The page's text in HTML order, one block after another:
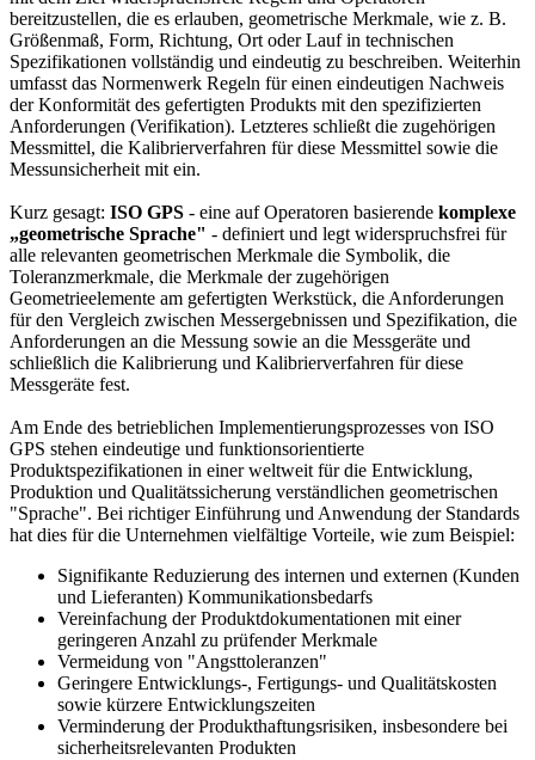
bereitzustellen, die es erlauben, geometrische Merkmale, wie z. B.
Größenmaß, Form, Richtung, Ort oder Lauf in technischen
Spezifikationen vollständig und eindeutig zu beschreiben. Weiterhin
umfasst das Normenwerk Regeln für einen eindeutigen Nachweis
der Konformität des gefertigten Produkts mit den spezifizierten
Anforderungen (Verifikation). Letzteres schließt die zugehörigen
Messmittel, die Kalibrierverfahren für diese Messmittel sowie die
Messunsicherheit mit ein.
Kurz gesagt: ISO GPS - eine auf Operatoren basierende komplexe
„geometrische Sprache" - definiert und legt widerspruchsfrei für
alle relevanten geometrischen Merkmale die Symbolik, die
Toleranzmerkmale, die Merkmale der zugehörigen
Geometrieelemente am gefertigten Werkstück, die Anforderungen
für den Vergleich zwischen Messergebnissen und Spezifikation, die
Anforderungen an die Messung sowie an die Messgeräte und
schließlich die Kalibrierung und Kalibrierverfahren für diese
Messgeräte fest.
Am Ende des betrieblichen Implementierungsprozesses von ISO
GPS stehen eindeutige und funktionsorientierte
Produktspezifikationen in einer weltweit für die Entwicklung,
Produktion und Qualitätssicherung verständlichen geometrischen
"Sprache". Bei richtiger Einführung und Anwendung der Standards
hat dies für die Unternehmen vielfältige Vorteile, wie zum Beispiel:
Signifikante Reduzierung des internen und externen (Kunden
und Lieferanten) Kommunikationsbedarfs
Vereinfachung der Produktdokumentationen mit einer
geringeren Anzahl zu prüfender Merkmale
Vermeidung von "Angsttoleranzen"
Geringere Entwicklungs-, Fertigungs- und Qualitätskosten
sowie kürzere Entwicklungszeiten
Verminderung der Produkthaftungsrisiken, insbesondere bei
sicherheitsrelevanten Produkten